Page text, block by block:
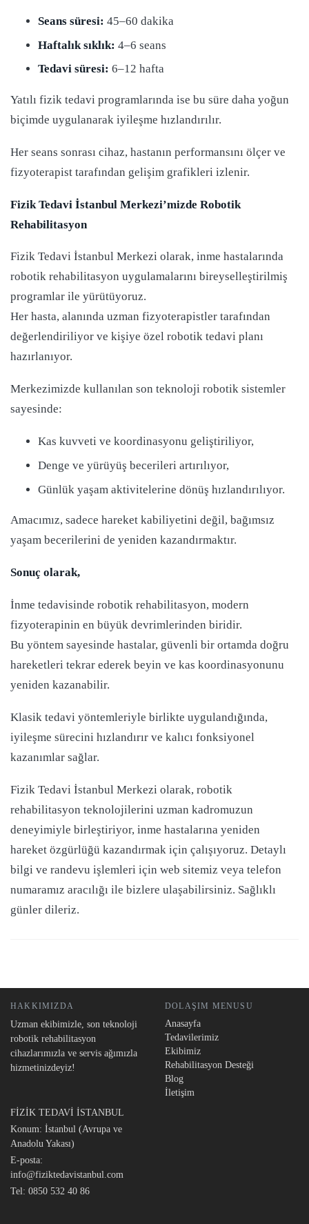
Seans süresi: 45–60 dakika
Haftalık sıklık: 4–6 seans
Tedavi süresi: 6–12 hafta
Yatılı fizik tedavi programlarında ise bu süre daha yoğun
biçimde uygulanarak iyileşme hızlandırılır.
Her seans sonrası cihaz, hastanın performansını ölçer ve
fizyoterapist tarafından gelişim grafikleri izlenir.
Fizik Tedavi İstanbul Merkezi’mizde Robotik
Rehabilitasyon
Fizik Tedavi İstanbul Merkezi olarak, inme hastalarında
robotik rehabilitasyon uygulamalarını bireyselleştirilmiş
programlar ile yürütüyoruz.
Her hasta, alanında uzman fizyoterapistler tarafından
değerlendiriliyor ve kişiye özel robotik tedavi planı
hazırlanıyor.
Merkezimizde kullanılan son teknoloji robotik sistemler
sayesinde:
Kas kuvveti ve koordinasyonu geliştiriliyor,
Denge ve yürüyüş becerileri artırılıyor,
Günlük yaşam aktivitelerine dönüş hızlandırılıyor.
Amacımız, sadece hareket kabiliyetini değil, bağımsız
yaşam becerilerini de yeniden kazandırmaktır.
Sonuç olarak,
İnme tedavisinde robotik rehabilitasyon, modern
fizyoterapinin en büyük devrimlerinden biridir.
Bu yöntem sayesinde hastalar, güvenli bir ortamda doğru
hareketleri tekrar ederek beyin ve kas koordinasyonunu
yeniden kazanabilir.
Klasik tedavi yöntemleriyle birlikte uygulandığında,
iyileşme sürecini hızlandırır ve kalıcı fonksiyonel
kazanımlar sağlar.
Fizik Tedavi İstanbul Merkezi olarak, robotik
rehabilitasyon teknolojilerini uzman kadromuzun
deneyimiyle birleştiriyor, inme hastalarına yeniden
hareket özgürlüğü kazandırmak için çalışıyoruz. Detaylı
bilgi ve randevu işlemleri için web sitemiz veya telefon
numaramız aracılığı ile bizlere ulaşabilirsiniz. Sağlıklı
günler dileriz.
HAKKIMIZDA
Uzman ekibimizle, son teknoloji
robotik rehabilitasyon
cihazlarımızla ve servis ağımızla
hizmetinizdeyiz!
DOLAŞIM MENUSU
Anasayfa
Tedavilerimiz
Ekibimiz
Rehabilitasyon Desteği
Blog
İletişim
FİZİK TEDAVİ İSTANBUL
Konum: İstanbul (Avrupa ve
Anadolu Yakası)
E-posta:
info@fiziktedavistanbul.com
Tel: 0850 532 40 86